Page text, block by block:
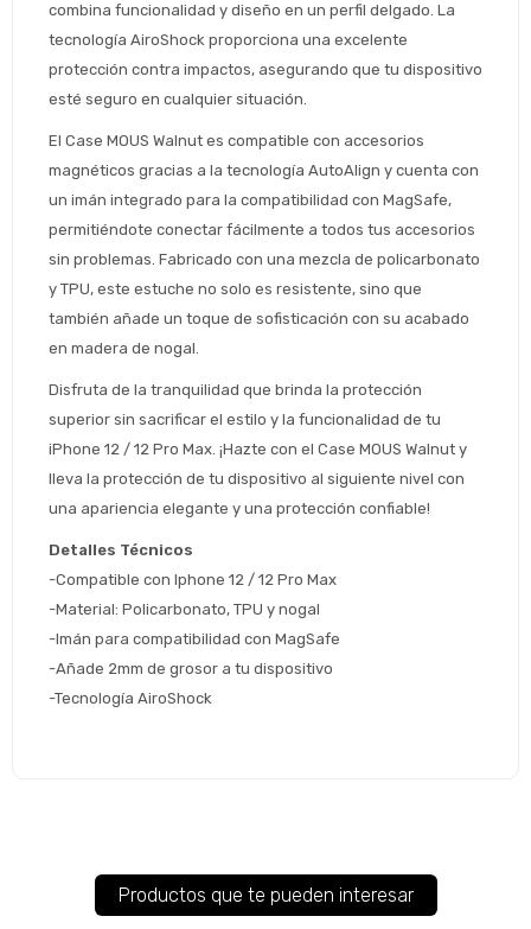
combina funcionalidad y diseño en un perfil delgado. La
tecnología AiroShock proporciona una excelente
protección contra impactos, asegurando que tu dispositivo
esté seguro en cualquier situación.
El Case MOUS Walnut es compatible con accesorios
magnéticos gracias a la tecnología AutoAlign y cuenta con
un imán integrado para la compatibilidad con MagSafe,
permitiéndote conectar fácilmente a todos tus accesorios
sin problemas. Fabricado con una mezcla de policarbonato
y TPU, este estuche no solo es resistente, sino que
también añade un toque de sofisticación con su acabado
en madera de nogal.
Disfruta de la tranquilidad que brinda la protección
superior sin sacrificar el estilo y la funcionalidad de tu
iPhone 12 / 12 Pro Max. ¡Hazte con el Case MOUS Walnut y
lleva la protección de tu dispositivo al siguiente nivel con
una apariencia elegante y una protección confiable!
Detalles Técnicos
-Compatible con Iphone 12 / 12 Pro Max
-Material: Policarbonato, TPU y nogal
-Imán para compatibilidad con MagSafe
-Añade 2mm de grosor a tu dispositivo
-Tecnología AiroShock
Productos que te pueden interesar
Comprá ahora y Pagá
Después, hasta en 12
cuotas y sin tocar tu
tarjeta de crédito
* sujeto aprobación crediticia
Continuar
Volver al inicio
Estimado/a
Después.
¡Tenés hasta
para comprar en las cuotas
Seleccioná Pago Después como metodo
de pago
Ups!
Parece que no tenes oferta, lamentamos
el inconveniente, por cualquier duda
preguntas@pagodespues.com.uy
¡Algo salió mal!
Por favor intenta nuevamente mas tarde.